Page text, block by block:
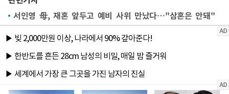
서인영 母, 재혼 앞두고 예비 사위 만났다…"삼혼은 안돼"